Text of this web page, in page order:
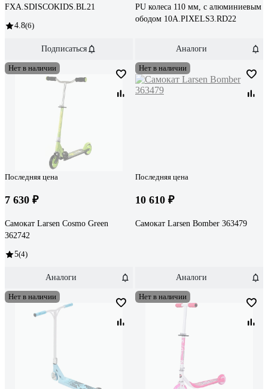
FXA.SDISCOKIDS.BL21
4.8(6)
Подписаться
PU колеса 110 мм, с алюминиевым
ободом 10A.PIXELS3.RD22
Аналоги
Нет в наличии
Последняя цена
7 630 ₽
Самокат Larsen Cosmo Green
362742
5(4)
Аналоги
Нет в наличии
Последняя цена
10 610 ₽
Самокат Larsen Bomber 363479
Аналоги
Нет в наличии Нет в наличии